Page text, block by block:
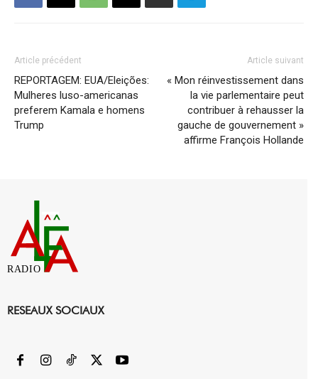
Article précédent
REPORTAGEM: EUA/Eleições:
Mulheres luso-americanas
preferem Kamala e homens
Trump
Article suivant
« Mon réinvestissement dans
la vie parlementaire peut
contribuer à rehausser la
gauche de gouvernement »
affirme François Hollande
RADIO
RESEAUX SOCIAUX